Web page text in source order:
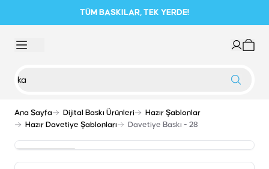
TÜM BASKILAR, TEK YERDE!
Ana Sayfa Dijital Baskı Ürünleri
Hazır Şablonlar
Hazır Davetiye Şablonları
Davetiye Baskı - 28